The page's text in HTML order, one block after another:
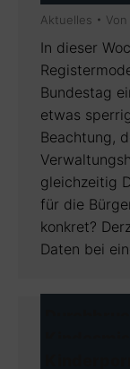
Aktuelles Von
In dieser
Bundestag
etwas
Beachtung,
gleichzeitig
für die
konkret?
Daten bei